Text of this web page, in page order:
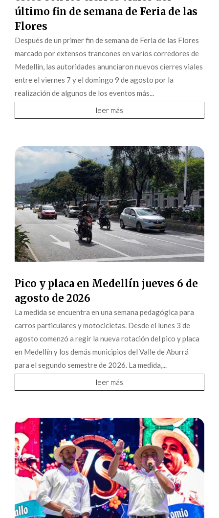
último fin de semana de Feria de las
Flores
Después de un primer fin de semana de Feria de las Flores
marcado por extensos trancones en varios corredores de
Medellín, las autoridades anunciaron nuevos cierres viales
entre el viernes 7 y el domingo 9 de agosto por la
realización de algunos de los eventos más...
leer más
Pico y placa en Medellín jueves 6 de
agosto de 2026
La medida se encuentra en una semana pedagógica para
carros particulares y motocicletas. Desde el lunes 3 de
agosto comenzó a regir la nueva rotación del pico y placa
en Medellín y los demás municipios del Valle de Aburrá
para el segundo semestre de 2026. La medida,...
leer más